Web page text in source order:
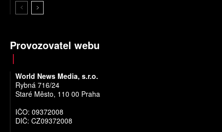
Provozovatel webu
World News Media, s.r.o.
Rybná 716/24
Staré Město, 110 00 Praha
IČO: 09372008
DIČ: CZ09372008